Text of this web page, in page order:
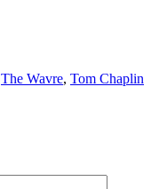
The Wavre, Tom Chaplin